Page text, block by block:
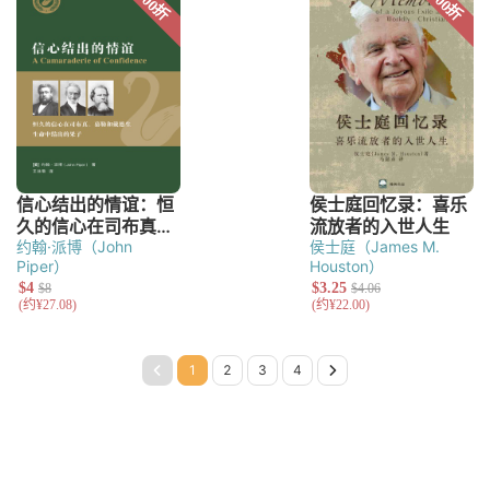
约翰·派博（John
Piper）
侯士庭（James M.
Houston）